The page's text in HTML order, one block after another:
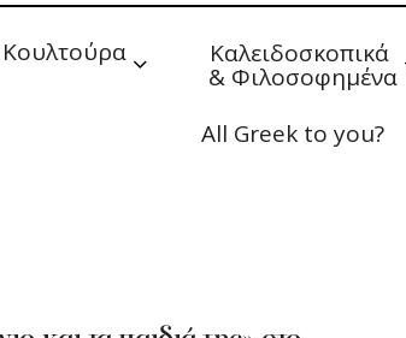
Κουλτούρα Καλειδοσκοπικά
& Φιλοσοφημένα
All Greek to you?